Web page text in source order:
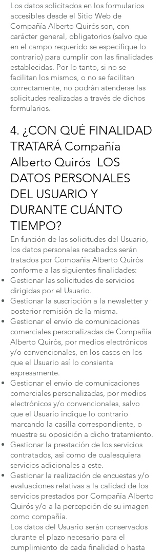
Los datos solicitados en los formularios
accesibles desde el Sitio Web de
Compañía Alberto Quirós son, con
carácter general, obligatorios (salvo que
en el campo requerido se especifique lo
contrario) para cumplir con las finalidades
establecidas. Por lo tanto, si no se
facilitan los mismos, o no se facilitan
correctamente, no podrán atenderse las
solicitudes realizadas a través de dichos
formularios.
4. ¿CON QUÉ FINALIDAD
TRATARÁ Compañía
Alberto Quirós LOS
DATOS PERSONALES
DEL USUARIO Y
DURANTE CUÁNTO
TIEMPO?
En función de las solicitudes del Usuario,
los datos personales recabados serán
tratados por Compañía Alberto Quirós
conforme a las siguientes finalidades:
Gestionar las solicitudes de servicios
dirigidas por el Usuario.
Gestionar la suscripción a la newsletter y
posterior remisión de la misma.
Gestionar el envío de comunicaciones
comerciales personalizadas de Compañía
Alberto Quirós, por medios electrónicos
y/o convencionales, en los casos en los
que el Usuario así lo consienta
expresamente.
Gestionar el envío de comunicaciones
comerciales personalizadas, por medios
electrónicos y/o convencionales, salvo
que el Usuario indique lo contrario
marcando la casilla correspondiente, o
muestre su oposición a dicho tratamiento.
Gestionar la prestación de los servicios
contratados, así como de cualesquiera
servicios adicionales a este.
Gestionar la realización de encuestas y/o
evaluaciones relativas a la calidad de los
servicios prestados por Compañía Alberto
Quirós y/o a la percepción de su imagen
como compañía.
Los datos del Usuario serán conservados
durante el plazo necesario para el
cumplimiento de cada finalidad o hasta